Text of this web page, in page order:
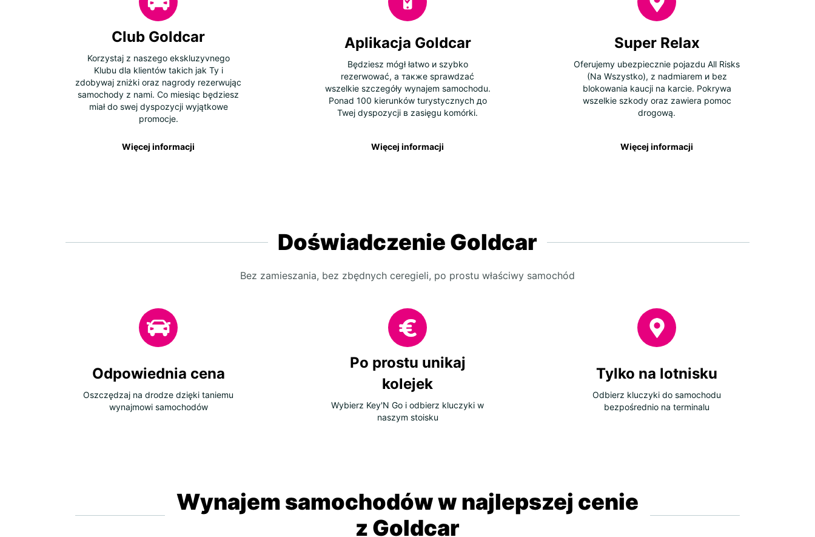
Club Goldcar
Korzystaj z naszego ekskluzyvnego
Klubu dla klientów takich jak Ty i
zdobywaj zniżki oraz nagrody rezerwując
samochody z nami. Co miesiąc będziesz
miał do swej dyspozycji wyjątkowe
promocje.
Więcej informacji
Aplikacja Goldcar
Będziesz mógł łatwo и szybko
rezerwować, а также sprawdzać
wszelkie szczegóły wynajem samochodu.
Ponad 100 kierunków turystycznych до
Twej dyspozycji в zasięgu komórki.
Więcej informacji
Super Relax
Oferujemy ubezpiecznie pojazdu All Risks
(Na Wszystko), z nadmiarem и bez
blokowania kaucji na karcie. Pokrywa
wszelkie szkody oraz zawiera pomoc
drogową.
Więcej informacji
Doświadczenie Goldcar
Bez zamieszania, bez zbędnych ceregieli, po prostu właściwy samochód
Odpowiednia cena
Oszczędzaj na drodze dzięki taniemu
wynajmowi samochodów
Po prostu unikaj
kolejek
Wybierz Key'N Go i odbierz kluczyki w
naszym stoisku
Tylko na lotnisku
Odbierz kluczyki do samochodu
bezpośrednio na terminalu
Wynajem samochodów w najlepszej cenie
z Goldcar